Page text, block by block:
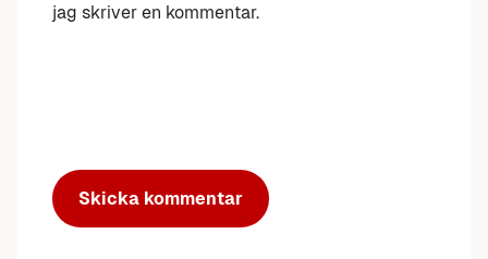
jag skriver en kommentar.